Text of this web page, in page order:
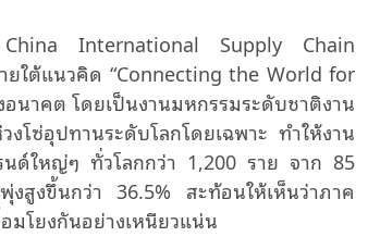
China International Supply Chain
ยใต้แนวคิด “Connecting the World for
อนาคต โดยเป็นงานมหกรรมระดับชาติงาน
โซ่อุปทานระดับโลกโดยเฉพาะ ทำให้งาน
นด์ใหญ่ๆ ทั่วโลกกว่า 1,200 ราย จาก 85
งสูงขึ้นกว่า 36.5% สะท้อนให้เห็นว่าภาค
มโยงกันอย่างเหนียวแน่น